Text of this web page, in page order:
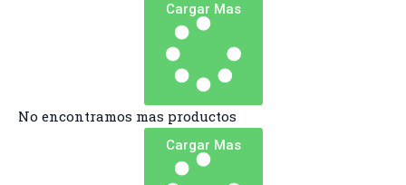
Cargar Mas
No encontramos mas productos
Cargar Mas